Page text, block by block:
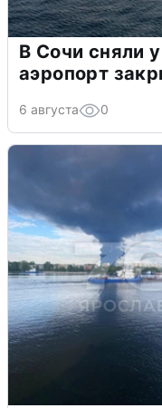
В Сочи сняли
аэропорт
6 августа 0